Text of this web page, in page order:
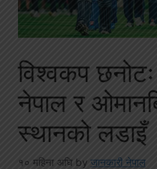
विश्वकप
नेपाल र
स्थानको लडाइँ
१० महिना अघि by जानकारी नेपाल